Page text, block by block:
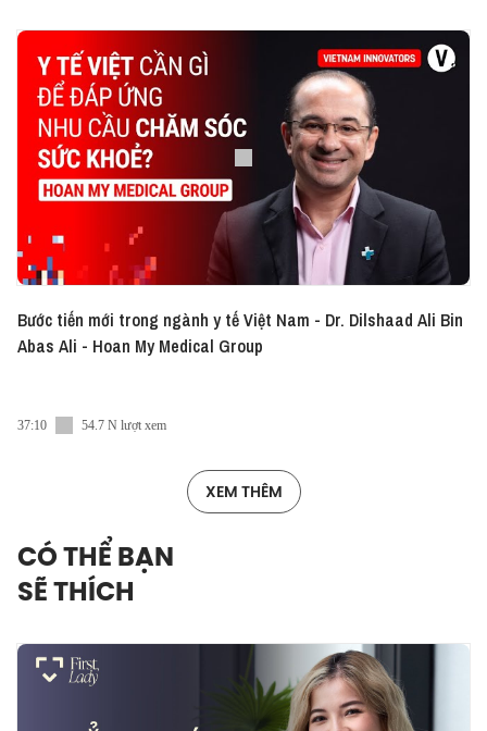
Bước tiến mới trong ngành y tế Việt Nam - Dr. Dilshaad Ali Bin
Abas Ali - Hoan My Medical Group
37:10 54.7 N lượt xem
XEM THÊM
CÓ THỂ BẠN
SẼ THÍCH